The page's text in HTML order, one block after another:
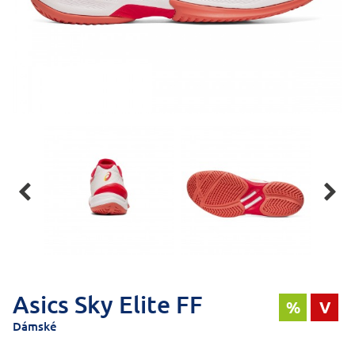
 
Asics Sky Elite FF % V
Dámské